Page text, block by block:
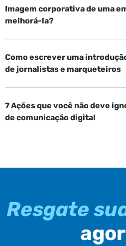
Imagem corporativa de uma
melhorá-la?
Como escrever uma
de jornalistas e marqueteiros
7 Ações que você não deve
de comunicação digital
Resgate